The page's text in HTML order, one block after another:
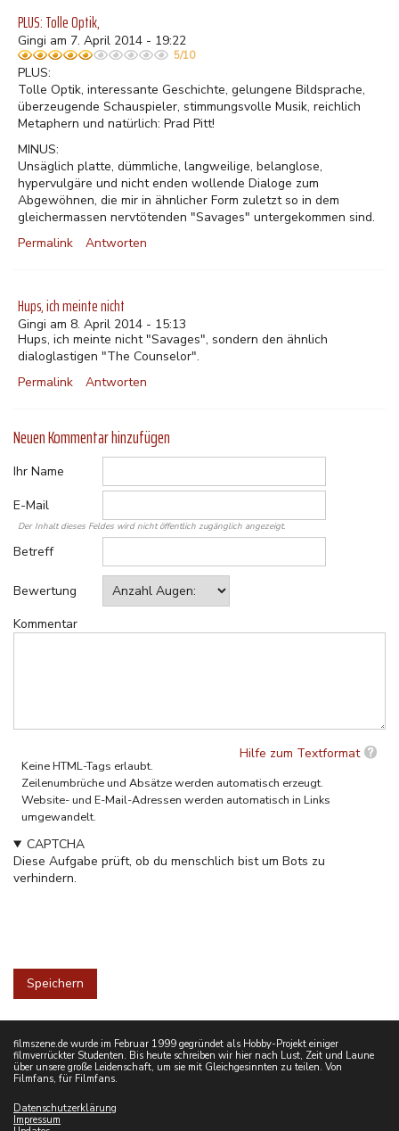
PLUS: Tolle Optik,
Gingi am 7. April 2014 - 19:22
5/10
PLUS:
Tolle Optik, interessante Geschichte, gelungene Bildsprache,
überzeugende Schauspieler, stimmungsvolle Musik, reichlich
Metaphern und natürlich: Prad Pitt!
MINUS:
Unsäglich platte, dümmliche, langweilige, belanglose,
hypervulgäre und nicht enden wollende Dialoge zum
Abgewöhnen, die mir in ähnlicher Form zuletzt so in dem
gleichermassen nervtötenden "Savages" untergekommen sind.
Permalink
Antworten
Hups, ich meinte nicht
Gingi am 8. April 2014 - 15:13
Hups, ich meinte nicht "Savages", sondern den ähnlich
dialoglastigen "The Counselor".
Permalink
Antworten
Neuen Kommentar hinzufügen
Ihr Name
E-Mail
Der Inhalt dieses Feldes wird nicht öffentlich zugänglich angezeigt.
Betreff
Bewertung
Kommentar
Hilfe zum Textformat
Keine HTML-Tags erlaubt.
Zeilenumbrüche und Absätze werden automatisch erzeugt.
Website- und E-Mail-Adressen werden automatisch in Links
umgewandelt.
CAPTCHA
Diese Aufgabe prüft, ob du menschlich bist um Bots zu
verhindern.
filmszene.de wurde im Februar 1999 gegründet als Hobby-Projekt einiger
filmverrückter Studenten. Bis heute schreiben wir hier nach Lust, Zeit und Laune
über unsere große Leidenschaft, um sie mit Gleichgesinnten zu teilen. Von
Filmfans, für Filmfans.
Datenschutzerklärung
Impressum